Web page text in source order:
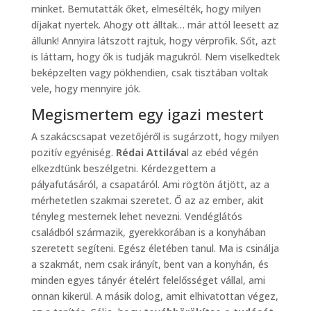
minket. Bemutatták őket, elmesélték, hogy milyen
díjakat nyertek. Ahogy ott álltak… már attól leesett az
állunk! Annyira látszott rajtuk, hogy vérprofik. Sőt, azt
is láttam, hogy ők is tudják magukról. Nem viselkedtek
beképzelten vagy pökhendien, csak tisztában voltak
vele, hogy mennyire jók.
Megismertem egy igazi mestert
A szakácscsapat vezetőjéről is sugárzott, hogy milyen
pozitív egyéniség. Rédai Attilával az ebéd végén
elkezdtünk beszélgetni. Kérdezgettem a
pályafutásáról, a csapatáról. Ami rögtön átjött, az a
mérhetetlen szakmai szeretet. Ő az az ember, akit
tényleg mesternek lehet nevezni. Vendéglátós
családból származik, gyerekkorában is a konyhában
szeretett segíteni. Egész életében tanul. Ma is csinálja
a szakmát, nem csak irányít, bent van a konyhán, és
minden egyes tányér ételért felelősséget vállal, ami
onnan kikerül. A másik dolog, amit elhivatottan végez,